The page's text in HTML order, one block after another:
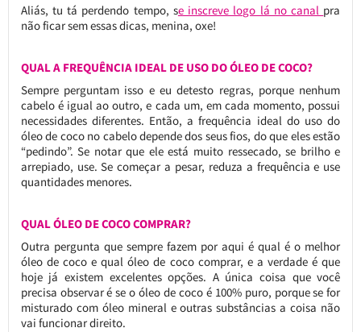
Aliás, tu tá perdendo tempo, se inscreve logo lá no canal pra
não ficar sem essas dicas, menina, oxe!
QUAL A FREQUÊNCIA IDEAL DE USO DO ÓLEO DE COCO?
Sempre perguntam isso e eu detesto regras, porque nenhum
cabelo é igual ao outro, e cada um, em cada momento, possui
necessidades diferentes. Então, a frequência ideal do uso do
óleo de coco no cabelo depende dos seus fios, do que eles estão
“pedindo”. Se notar que ele está muito ressecado, se brilho e
arrepiado, use. Se começar a pesar, reduza a frequência e use
quantidades menores.
QUAL ÓLEO DE COCO COMPRAR?
Outra pergunta que sempre fazem por aqui é qual é o melhor
óleo de coco e qual óleo de coco comprar, e a verdade é que
hoje já existem excelentes opções. A única coisa que você
precisa observar é se o óleo de coco é 100% puro, porque se for
misturado com óleo mineral e outras substâncias a coisa não
vai funcionar direito.